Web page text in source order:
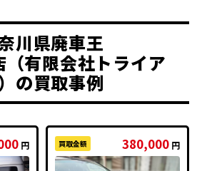
川県廃車王
（有限会社トライア
の買取事例
円 買取金額 380,000 円